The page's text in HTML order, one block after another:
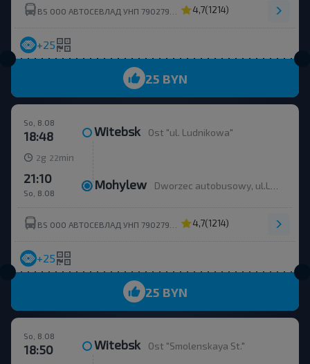
4,7(1214)
+25
25 BYN
So, 8.08
18:48 Witebsk Ost "ul. Ludnikowa"
2g 22 min
So, 8.08
21:10 Mohylew Dworzec autobusowy, ul.Leninskaha 93
4,7(1214)
+25
25 BYN
So, 8.08
18:50 Witebsk Ost "Smolenskaya St."